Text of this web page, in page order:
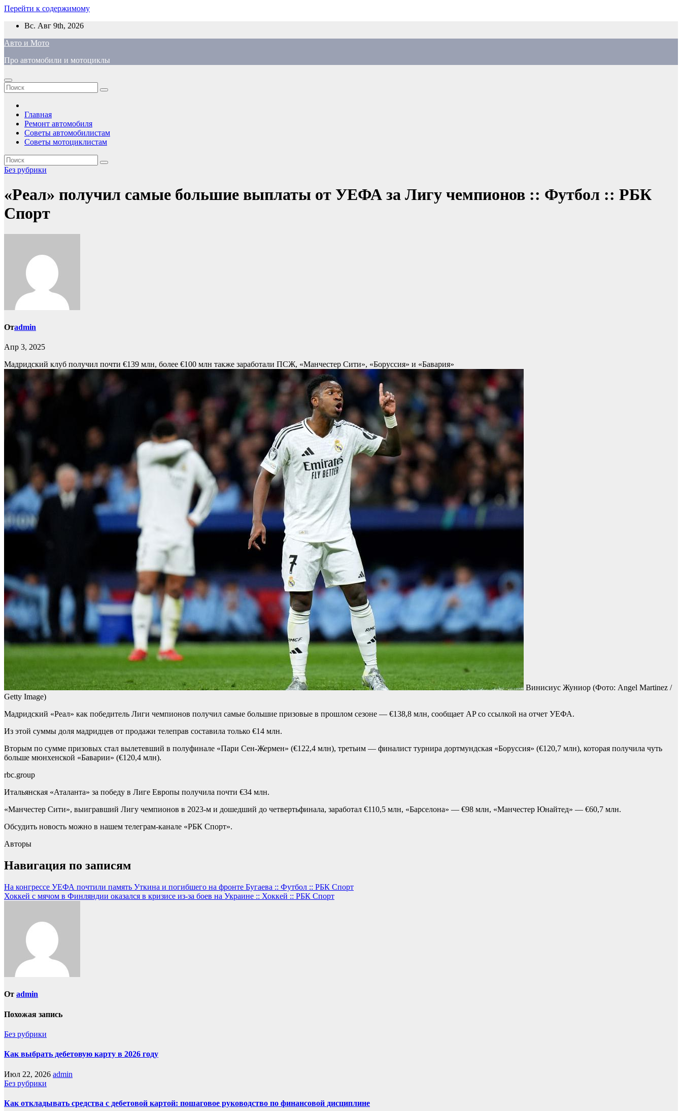
Перейти к содержимому
Вс. Авг 9th, 2026
Авто и Мото
Про автомобили и мотоциклы
Главная
Ремонт автомобиля
Советы автомобилистам
Советы мотоциклистам
Без рубрики
«Реал» получил самые большие выплаты от УЕФА за Лигу чемпионов :: Футбол :: РБК
Спорт
Отadmin
Апр 3, 2025
Мадридский клуб получил почти €139 млн, более €100 млн также заработали ПСЖ, «Манчестер Сити», «Боруссия» и «Бавария»
Винисиус Жуниор (Фото: Angel Martinez /
Getty Image)
Мадридский «Реал» как победитель Лиги чемпионов получил самые большие призовые в прошлом сезоне — €138,8 млн, сообщает AP со ссылкой на отчет УЕФА.
Из этой суммы доля мадридцев от продажи телеправ составила только €14 млн.
Вторым по сумме призовых стал вылетевший в полуфинале «Пари Сен-Жермен» (€122,4 млн), третьим — финалист турнира дортмундская «Боруссия» (€120,7 млн), которая получила чуть
больше мюнхенской «Баварии» (€120,4 млн).
rbc.group
Итальянская «Аталанта» за победу в Лиге Европы получила почти €34 млн.
«Манчестер Сити», выигравший Лигу чемпионов в 2023-м и дошедший до четвертьфинала, заработал €110,5 млн, «Барселона» — €98 млн, «Манчестер Юнайтед» — €60,7 млн.
Обсудить новость можно в нашем телеграм-канале «РБК Спорт».
Авторы
Навигация по записям
На конгрессе УЕФА почтили память Уткина и погибшего на фронте Бугаева :: Футбол :: РБК Спорт
Хоккей с мячом в Финляндии оказался в кризисе из-за боев на Украине :: Хоккей :: РБК Спорт
От admin
Похожая запись
Без рубрики
Как выбрать дебетовую карту в 2026 году
Июл 22, 2026 admin
Без рубрики
Как откладывать средства с дебетовой картой: пошаговое руководство по финансовой дисциплине